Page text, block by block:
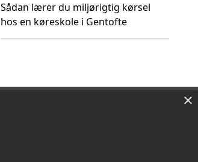
Sådan lærer du miljørigtig kørsel
hos en køreskole i Gentofte
×